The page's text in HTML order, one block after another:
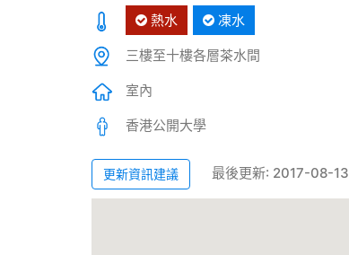
熱水
凍水
三樓至十樓各層茶水間
室內
香港公開大學
更新資訊建議 最後更新: 2017-08-13